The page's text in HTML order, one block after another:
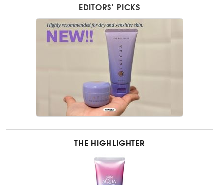
EDITORS’ PICKS
THE HIGHLIGHTER